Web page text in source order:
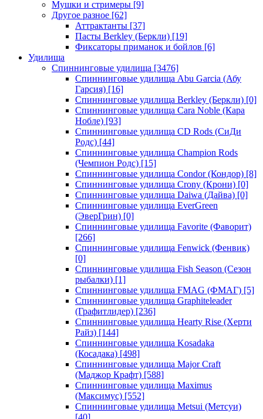
Мушки и стримеры [9]
Другое разное [62]
Аттрактанты [37]
Пасты Berkley (Беркли) [19]
Фиксаторы приманок и бойлов [6]
Удилища
Спиннинговые удилища [3476]
Спиннинговые удилища Abu Garcia (Абу
Гарсия) [16]
Спиннинговые удилища Berkley (Беркли) [0]
Спиннинговые удилища Cara Noble (Кара
Нобле) [93]
Спиннинговые удилища CD Rods (СиДи
Родс) [44]
Спиннинговые удилища Champion Rods
(Чемпион Родс) [15]
Спиннинговые удилища Condor (Кондор) [8]
Спиннинговые удилища Crony (Крони) [0]
Спиннинговые удилища Daiwa (Дайва) [0]
Спиннинговые удилища EverGreen
(ЭверГрин) [0]
Спиннинговые удилища Favorite (Фаворит)
[266]
Спиннинговые удилища Fenwick (Фенвик)
[0]
Спиннинговые удилища Fish Season (Сезон
рыбалки) [1]
Спиннинговые удилища FMAG (ФМАГ) [5]
Спиннинговые удилища Graphiteleader
(Графитлидер) [236]
Спиннинговые удилища Hearty Rise (Херти
Райз) [144]
Спиннинговые удилища Kosadaka
(Косадака) [498]
Спиннинговые удилища Major Craft
(Маджор Крафт) [588]
Спиннинговые удилища Maximus
(Максимус) [552]
Спиннинговые удилища Metsui (Метсуи)